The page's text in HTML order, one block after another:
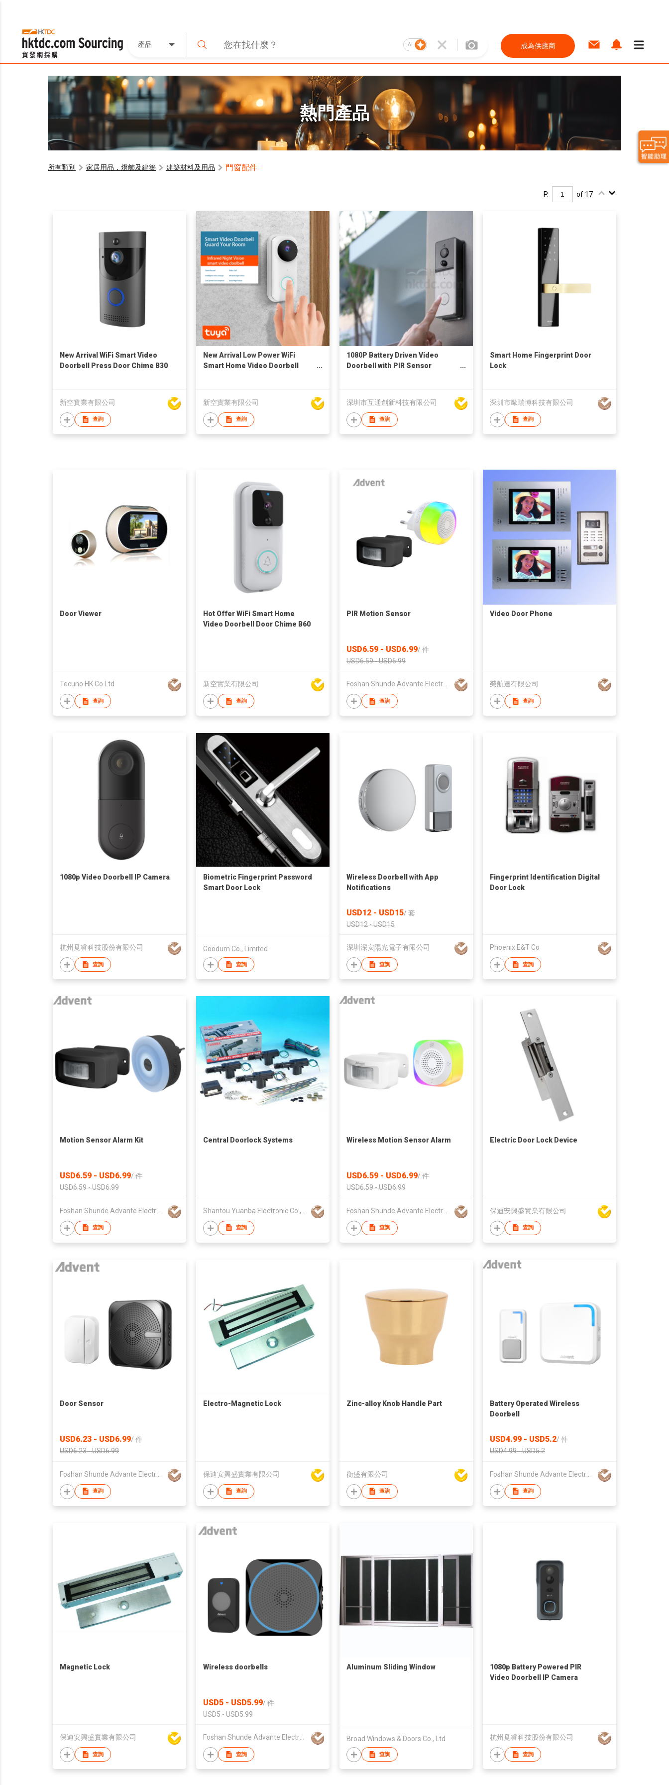
產品 AI 成為供應商
熱門產品
所有類別 家居用品，燈飾及建築 建築材料及用品 門窗配件
P. of 17
New Arrival WiFi Smart Video
Doorbell Press Door Chime B30
新空實業有限公司
查詢
New Arrival Low Power WiFi
Smart Home Video Doorbell
新空實業有限公司
查詢
1080P Battery Driven Video
Doorbell with PIR Sensor
深圳市互通創新科技有限公司
查詢
Smart Home Fingerprint Door
Lock
深圳市歐瑞博科技有限公司
查詢
Door Viewer
Tecuno HK Co Ltd
查詢
Hot Offer WiFi Smart Home
Video Doorbell Door Chime B60
新空實業有限公司
查詢
PIR Motion Sensor
USD6.59 - USD6.99/ 件
USD6.59 - USD6.99
Foshan Shunde Advante Electron Ltd.
查詢
Video Door Phone
榮航達有限公司
查詢
1080p Video Doorbell IP Camera
杭州覓睿科技股份有限公司
查詢
Biometric Fingerprint Password
Smart Door Lock
Goodum Co., Limited
查詢
Wireless Doorbell with App
Notifications
USD12 - USD15/ 套
USD12 - USD15
深圳深安陽光電子有限公司
查詢
Fingerprint Identification Digital
Door Lock
Phoenix E&T Co
查詢
Motion Sensor Alarm Kit
USD6.59 - USD6.99/ 件
USD6.59 - USD6.99
查詢
Central Doorlock Systems
查詢
Wireless Motion Sensor Alarm
USD6.59 - USD6.99/ 件
USD6.59 - USD6.99
查詢
Electric Door Lock Device
保迪安興盛實業有限公司
查詢
Door Sensor
USD6.23 - USD6.99/ 件
USD6.23 - USD6.99
查詢
Electro-Magnetic Lock
保迪安興盛實業有限公司
查詢
Zinc-alloy Knob Handle Part
衡盛有限公司
查詢
Battery Operated Wireless
Doorbell
USD4.99 - USD5.2/ 件
USD4.99 - USD5.2
查詢
Magnetic Lock
保迪安興盛實業有限公司
查詢
Wireless doorbells
USD5 - USD5.99/ 件
USD5 - USD5.99
Foshan Shunde Advante Electron Ltd.
查詢
Aluminum Sliding Window
Broad Windows & Doors Co., Ltd
查詢
1080p Battery Powered PIR
Video Doorbell IP Camera
杭州覓睿科技股份有限公司
查詢